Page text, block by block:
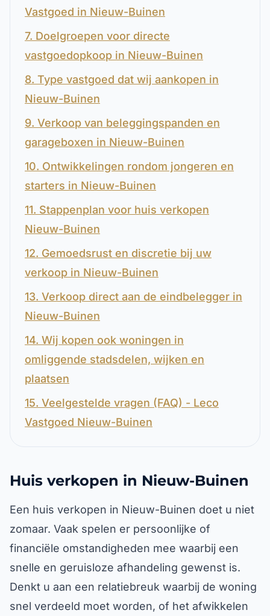
Vastgoed in Nieuw-Buinen
7. Doelgroepen voor directe
vastgoedopkoop in Nieuw-Buinen
8. Type vastgoed dat wij aankopen in
Nieuw-Buinen
9. Verkoop van beleggingspanden en
garageboxen in Nieuw-Buinen
10. Ontwikkelingen rondom jongeren en
starters in Nieuw-Buinen
11. Stappenplan voor huis verkopen
Nieuw-Buinen
12. Gemoedsrust en discretie bij uw
verkoop in Nieuw-Buinen
13. Verkoop direct aan de eindbelegger in
Nieuw-Buinen
14. Wij kopen ook woningen in
omliggende stadsdelen, wijken en
plaatsen
15. Veelgestelde vragen (FAQ) - Leco
Vastgoed Nieuw-Buinen
Huis verkopen in Nieuw-Buinen
Een huis verkopen in Nieuw-Buinen doet u niet
zomaar. Vaak spelen er persoonlijke of
financiële omstandigheden mee waarbij een
snelle en geruisloze afhandeling gewenst is.
Denkt u aan een relatiebreuk waarbij de woning
snel verdeeld moet worden, of het afwikkelen